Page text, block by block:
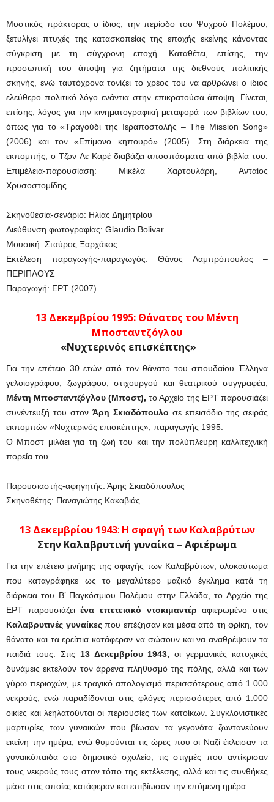
Μυστικός πράκτορας ο ίδιος, την περίοδο του Ψυχρού Πολέμου,
ξετυλίγει πτυχές της κατασκοπείας της εποχής εκείνης κάνοντας
σύγκριση με τη σύγχρονη εποχή. Καταθέτει, επίσης, την
προσωπική του άποψη για ζητήματα της διεθνούς πολιτικής
σκηνής, ενώ ταυτόχρονα τονίζει το χρέος του να αρθρώνει ο ίδιος
ελεύθερο πολιτικό λόγο ενάντια στην επικρατούσα άποψη. Γίνεται,
επίσης, λόγος για την κινηματογραφική μεταφορά των βιβλίων του,
όπως για το «Τραγούδι της Ιεραποστολής – The Mission Song»
(2006) και τον «Επίμονο κηπουρό» (2005). Στη διάρκεια της
εκπομπής, ο Τζον Λε Καρέ διαβάζει αποσπάσματα από βιβλία του.
Επιμέλεια-παρουσίαση: Μικέλα Χαρτουλάρη, Ανταίος
Χρυσοστομίδης
Σκηνοθεσία-σενάριο: Ηλίας Δημητρίου
Διεύθυνση φωτογραφίας: Glaudio Bolivar
Μουσική: Σταύρος Ξαρχάκος
Εκτέλεση παραγωγής-παραγωγός: Θάνος Λαμπρόπουλος –
ΠΕΡΙΠΛΟΥΣ
Παραγωγή: ΕΡΤ (2007)
13 Δεκεμβρίου 1995: Θάνατος του Μέντη
Μποσταντζόγλου
«Νυχτερινός επισκέπτης»
Για την επέτειο 30 ετών από τον θάνατο του σπουδαίου Έλληνα
γελοιογράφου, ζωγράφου, στιχουργού και θεατρικού συγγραφέα,
Μέντη Μποσταντζόγλου (Μποστ), το Αρχείο της ΕΡΤ παρουσιάζει
συνέντευξή του στον Άρη Σκιαδόπουλο σε επεισόδιο της σειράς
εκπομπών «Νυχτερινός επισκέπτης», παραγωγής 1995.
Ο Μποστ μιλάει για τη ζωή του και την πολύπλευρη καλλιτεχνική
πορεία του.
Παρουσιαστής-αφηγητής: Άρης Σκιαδόπουλος
Σκηνοθέτης: Παναγιώτης Κακαβιάς
13 Δεκεμβρίου 1943: Η σφαγή των Καλαβρύτων
Στην Καλαβρυτινή γυναίκα – Αφιέρωμα
Για την επέτειο μνήμης της σφαγής των Καλαβρύτων, ολοκαύτωμα
που καταγράφηκε ως το μεγαλύτερο μαζικό έγκλημα κατά τη
διάρκεια του Β’ Παγκόσμιου Πολέμου στην Ελλάδα, το Αρχείο της
ΕΡΤ παρουσιάζειένα επετειακό ντοκιμαντέρ αφιερωμένο στις
Καλαβρυτινές γυναίκεςπου επέζησαν και μέσα από τη φρίκη, τον
θάνατο και τα ερείπια κατάφεραν να σώσουν και να αναθρέψουν τα
παιδιά τους. Στις 13 Δεκεμβρίου 1943,οι γερμανικές κατοχικές
δυνάμεις εκτελούν τον άρρενα πληθυσμό της πόλης, αλλά και των
γύρω περιοχών, με τραγικό απολογισμό περισσότερους από 1.000
νεκρούς, ενώ παραδίδονται στις φλόγες περισσότερες από 1.000
οικίες και λεηλατούνται οι περιουσίες των κατοίκων. Συγκλονιστικές
μαρτυρίες των γυναικών που βίωσαν τα γεγονότα ζωντανεύουν
εκείνη την ημέρα, ενώ θυμούνται τις ώρες που οι Ναζί έκλεισαν τα
γυναικόπαιδα στο δημοτικό σχολείο, τις στιγμές που αντίκρισαν
τους νεκρούς τους στον τόπο της εκτέλεσης, αλλά και τις συνθήκες
μέσα στις οποίες κατάφεραν και επιβίωσαν την επόμενη ημέρα.